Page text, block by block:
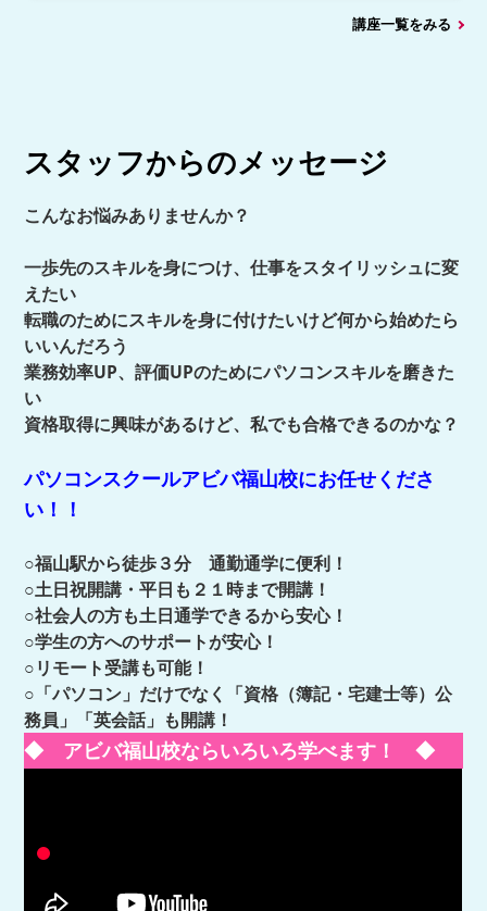
講座一覧をみる
スタッフからのメッセージ
こんなお悩みありませんか？
一歩先のスキルを身につけ、仕事をスタイリッシュに変
えたい
転職のためにスキルを身に付けたいけど何から始めたら
いいんだろう
業務効率UP、評価UPのためにパソコンスキルを磨きた
い
資格取得に興味があるけど、私でも合格できるのかな？
パソコンスクールアビバ福山校にお任せくださ
い！！
○福山駅から徒歩３分 通勤通学に便利！
○土日祝開講・平日も２１時まで開講！
○社会人の方も土日通学できるから安心！
○学生の方へのサポートが安心！
○リモート受講も可能！
○「パソコン」だけでなく「資格（簿記・宅建士等）公
務員」「英会話」も開講！
◆ アビバ福山校ならいろいろ学べます！ ◆